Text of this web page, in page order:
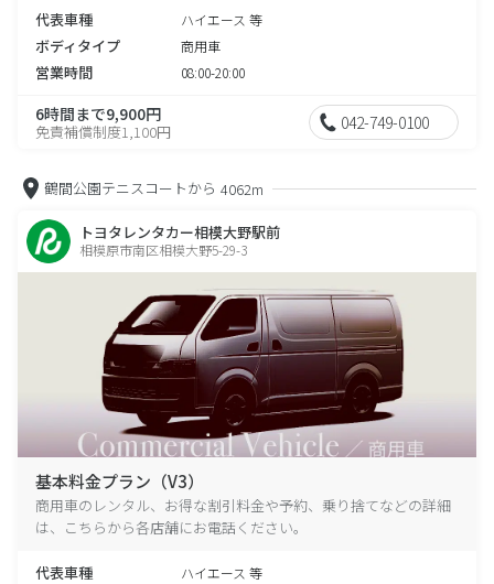
代表車種 ハイエース 等
ボディタイプ 商用車
営業時間 08:00-20:00
6時間まで9,900円
免責補償制度1,100円 042-749-0100
鶴間公園テニスコートから 4062m
トヨタレンタカー相模大野駅前
相模原市南区相模大野5-29-3
基本料金プラン（V3）
商用車のレンタル、お得な割引料金や予約、乗り捨てなどの詳細
は、こちらから各店舗にお電話ください。
代表車種 ハイエース 等